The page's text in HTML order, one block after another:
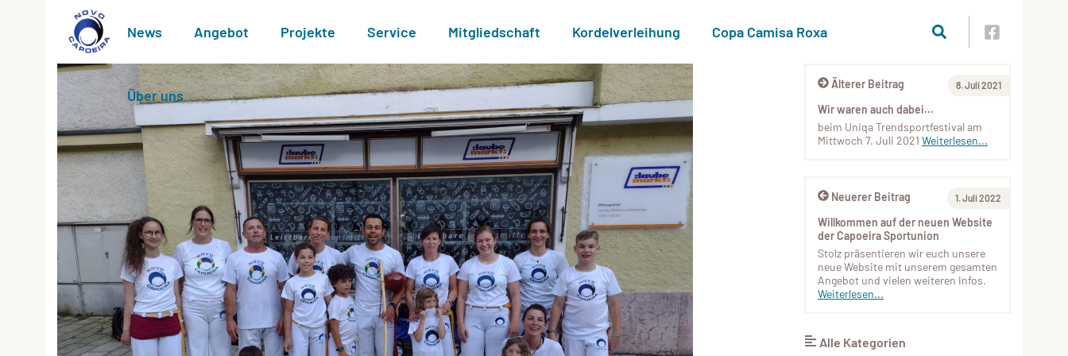
News Angebot Projekte Service Mitgliedschaft Kordelverleihung Copa Camisa Roxa
Über uns
Älterer Beitrag 8. Juli 2021
Wir waren auch dabei…
beim Uniqa Trendsportfestival am
Mittwoch 7. Juli 2021 Weiterlesen...
Neuerer Beitrag 1. Juli 2022
Willkommen auf der neuen Website
der Capoeira Sportunion
Stolz präsentieren wir euch unsere
neue Website mit unserem gesamten
Angebot und vielen weiteren Infos.
Weiterlesen...
Alle Kategorien